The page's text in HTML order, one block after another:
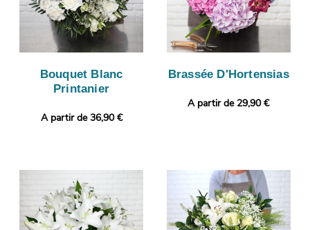
Bouquet Blanc
Printanier
A partir de 36,90 €
Brassée D'Hortensias
A partir de 29,90 €